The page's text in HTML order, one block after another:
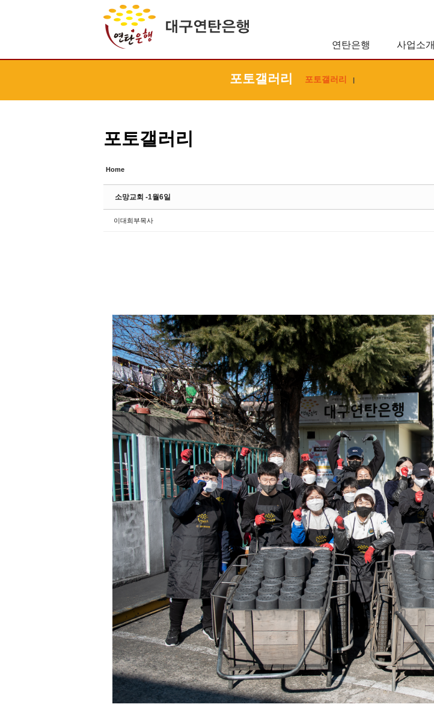
연탄은행 사업소개
포토갤러리 포토갤러리 |
포토갤러리
Home
소망교회 -1월6일
이대희부목사